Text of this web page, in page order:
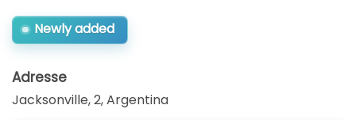
Newly added
Adresse
Jacksonville, 2,Argentina